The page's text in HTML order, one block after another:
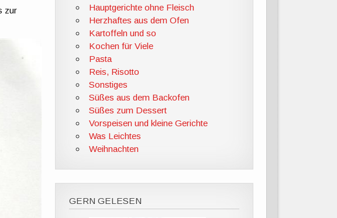
zur
Hauptgerichte ohne Fleisch
Herzhaftes aus dem Ofen
Kartoffeln und so
Kochen für Viele
Pasta
Reis, Risotto
Sonstiges
Süßes aus dem Backofen
Süßes zum Dessert
Vorspeisen und kleine Gerichte
Was Leichtes
Weihnachten
GERN GELESEN